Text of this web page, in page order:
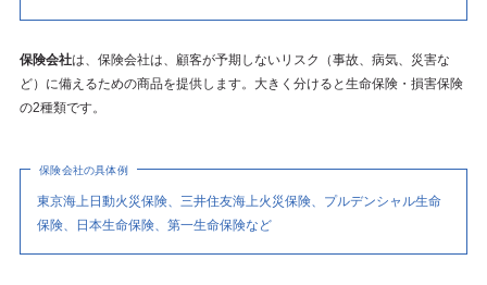
保険会社は、保険会社は、顧客が予期しないリスク（事故、病気、災害な
ど）に備えるための商品を提供します。大きく分けると生命保険・損害保険
の2種類です。
保険会社の具体例
東京海上日動火災保険、三井住友海上火災保険、プルデンシャル生命
保険、日本生命保険、第一生命保険など